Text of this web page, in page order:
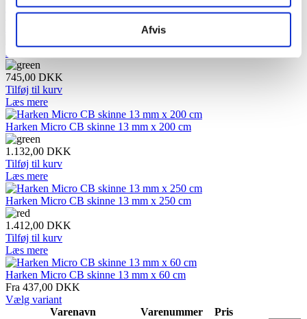
Afvis
618,00DKK
Tilføj til kurv
Harken Micro CB skinne 13 mm x 120 cm
745,00 DKK
Tilføj til kurv
Læs mere
Harken Micro CB skinne 13 mm x 200 cm
1.132,00 DKK
Tilføj til kurv
Læs mere
Harken Micro CB skinne 13 mm x 250 cm
1.412,00 DKK
Tilføj til kurv
Læs mere
Harken Micro CB skinne 13 mm x 60 cm
Fra 437,00 DKK
Vælg variant
Varenavn
Varenummer Pris